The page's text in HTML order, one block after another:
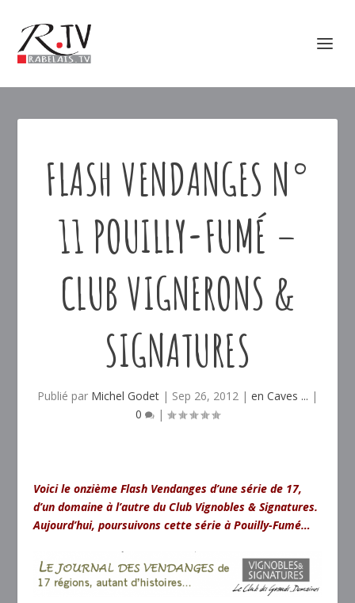
FLASH VENDANGES N°
11 POUILLY-FUMÉ –
CLUB VIGNERONS &
SIGNATURES
Publié par Michel Godet | Sep 26, 2012 | en Caves ... |
0
|
Voici le onzième Flash Vendanges d’une série de 17,
d’un domaine à l’autre du Club Vignobles & Signatures.
Aujourd’hui, poursuivons cette série à Pouilly-Fumé…